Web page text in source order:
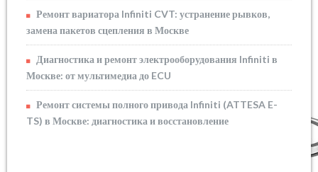
Ремонт вариатора Infiniti CVT: устранение рывков,
замена пакетов сцепления в Москве
Диагностика и ремонт электрооборудования Infiniti в
Москве: от мультимедиа до ECU
Ремонт системы полного привода Infiniti (ATTESA E-
TS) в Москве: диагностика и восстановление